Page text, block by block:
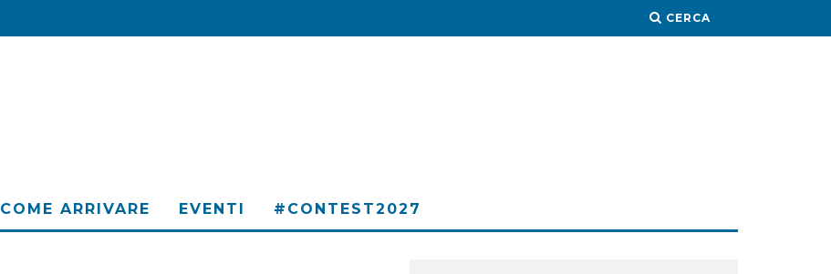
CERCA
COME ARRIVARE EVENTI #CONTEST2027